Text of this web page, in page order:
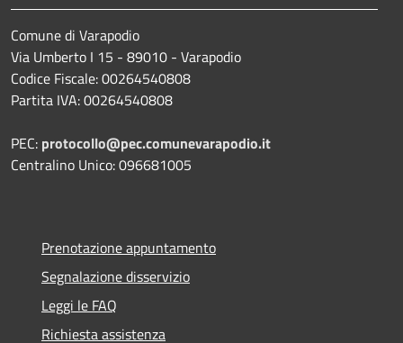
Comune di Varapodio
Via Umberto I 15 - 89010 - Varapodio
Codice Fiscale: 00264540808
Partita IVA: 00264540808
PEC: protocollo@pec.comunevarapodio.it
Centralino Unico: 096681005
Prenotazione appuntamento
Segnalazione disservizio
Leggi le FAQ
Richiesta assistenza